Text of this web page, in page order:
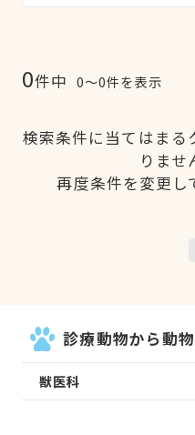
0件中 0〜0件を表示
検索条件に当てはまる
りませ
再度条件を変更し
診療動物から動
獣医科